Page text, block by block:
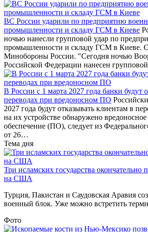
ВС России ударили по предприятию
промышленности и складу ГСМ в Киеве
ночью нанесли групповой удар по
промышленности и складу ГСМ в Киеве.
Минобороны России. "Сегодня ночью
Российской Федерации нанесен
В России с 1 марта 2027 года банки будут
переводах при вредоносном ПО
2027 года будут отказывать клиентам в
на их устройстве обнаружено
обеспечение (ПО), следует из
от 26…
Тема дня
Три исламских государства окончательно
на США
Турция, Пакистан и Саудовская Аравия
военный блок. Уже можно встретить
Фото